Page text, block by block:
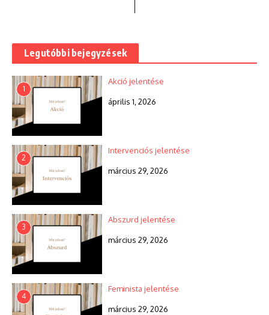
Legutóbbi bejegyzések
1
Akció jelentése
április 1, 2026
2
Intervenciós jelentése
március 29, 2026
3
Abszurd jelentése
március 29, 2026
4
Feminista jelentése
március 29, 2026